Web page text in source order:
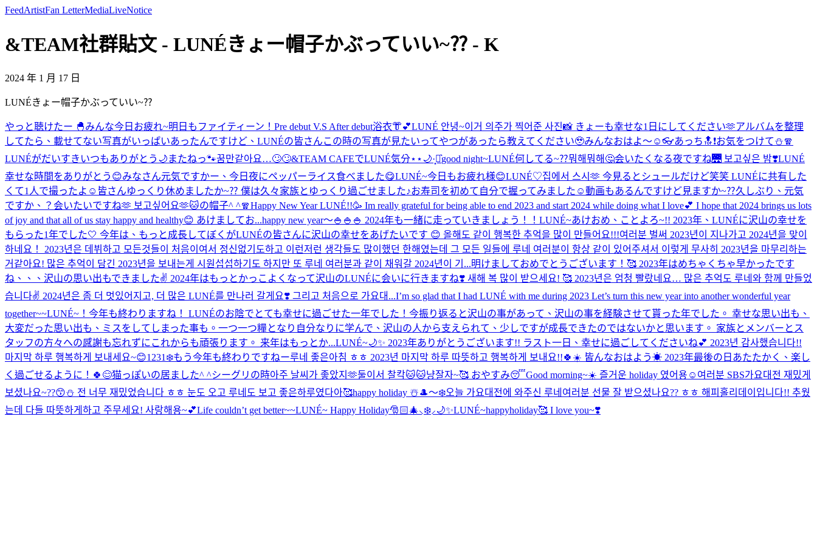
FeedArtistFan LetterMediaLiveNotice
&TEAM社群貼文 - LUNÉきょー帽子かぶっていい~⁇ - K
2024 年 1 月 17 日
LUNÉきょー帽子かぶっていい~⁇
やっと聴けたー 🐣みんな今日お疲れ~明日もファイティーン！ Pre debut V.S After debut浴衣👘︎💕︎LUNÉ 안녕~이거 의주가 찍어준 사진📸 きょーも幸せな1日にしてください🫶アルバムを整理
してたら、載せてない写真がいっぱいあったんですけど、LUNÉの皆さんこの時の写真が見たいってやつがあったら教えてください🥹みんなおはよ〜☺️👓あっち🔝❗️お気をつけて⛄️🧣
LUNÉがだいすき いつもありがとう🌙 またねっ🐾꿈만같아요…🙄🙄&TEAM CAFEでLUNÉ気分⋆⋆🌙·̩͙‪⋆͛good night~LUNÉ何してる~⁇뭐해뭐해🤔会いたくなる夜ですね🌉 보고싶은 밤❣️LUNÉ
幸せな時間をありがとう😊みなさん元気ですかー、今日夜にペッパーライス食べました😋LUNÉ~今日もお疲れ様😊LUNÉ♡집에서 스시🫶 今見るとシュールだけど笑笑 LUNÉに共有した
くて1人で撮ったよ☺️ 皆さんゆっくり休めましたか~⁇ 僕は久々家族とゆっくり過ごせました♪お寿司を初めて自分で握ってみました☺️動画もあるんですけど見ますか~⁇久しぶり、元気
ですか、？会いたいですね🫶 보고싶어요🫶🐱の帽子^ ^🧣Happy New Year LUNÉ!!🥳 Im really grateful for being able to end 2023 and start 2024 while doing what I love💕 I hope that 2024 brings us lots
of joy and that all of us stay happy and healthy😊 あけましてお...happy new year〜🍚🍚🍚 2024年も一緒に走っていきましょう！！ LUNÉ~あけおめ、ことよろ~!! 2023年、LUNÉに沢山の幸せを
もらった1年でした🤍 今年は、もっと成長してぼくがLUNÉの皆さんに沢山の幸せをあげたいです 😊 올해도 같이 행복한 추억을 많이 만들어요!!!여러분 벌써 2023년이 지나가고 2024년을 맞이
하네요！ 2023년은 데뷔하고 모든것들이 처음이여서 정신없기도하고 이런저런 생각들도 많이했던 한해였는데 그 모든 일들에 루네 여러분이 항상 같이 있어주셔서 이렇게 무사히 2023년을 마무리하는
거같아요! 많은 추억이 담긴 2023년을 보내는게 시원섭섭하기도 하지만 또 루네 여러분과 같이 채워갈 2024년이 기...明けましておめでとうございます！🥰 2023年はめちゃくちゃ早かったです
ね、、、沢山の思い出もできました✌️ 2024年はもっとかっこよくなって沢山のLUNÉに会いに行きますね❣️ 새해 복 많이 받으세요! 🥰 2023년은 엄청 빨랐네요… 많은 추억도 루네와 함께 만들었
습니다✌️ 2024년은 좀 더 멋있어지고, 더 많은 LUNÉ를 만나러 갈게요❣️ 그리고 처음으로 가요대...I’m so glad that I had LUNÉ with me during 2023 Let’s turn this new year into another wonderful year
together~~LUNÉ~！今年も終わりますね！ LUNÉのお陰でとても幸せに過ごせた一年でした！今振り返ると沢山の事があって、沢山の事を経験させて貰った年でした。 幸せな思い出も、
大変だった思い出も、ミスをしてしまった事も。一つ一つ糧となり自分なりに学んで、沢山の人から支えられて、少しですが成長できたのではないかと思います。 家族とメンバーとス
タッフの方々への感謝も忘れずにこれからも頑張ります。 来年はもっとか...LUNÉ~🌙✨️ 2023年ありがとうございます!! ラスト一日、幸せに過ごしてくださいね💕︎ 2023년 감사했습니다!!
마지막 하루 행복하게 보내세요~😊1231❄️もう今年も終わりですねー루네 좋은아침 ㅎㅎ 2023년 마지막 하루 따뜻하고 행복하게 보내요!!🍀☀️ 皆んなおはよう☀ 2023年最後の日あたたかく、楽し
く過ごせるように！🍀😊猫っぽいの居ました^ ^シーグリの時아주 날씨가 좋았지🫶둘이서 찰칵🐱🐱냥잘자~🥰 おやすみ😴Good morning~☀️ 즐거운 holiday 였어용☺️ 여러분 SBS가요대전 재밌게
보셨나요~??😙⛄️ 전 너무 재밌었습니다 ㅎㅎ 눈도 오고 루네도 보고 좋은하루였다아🥰happy holiday ☃️🎩〜❄️오늘 가요대전에 와주신 루네여러분 선물 잘 받으셨나요?? ㅎㅎ 해피홀리데이입니다!! 추웠
는데 다들 따뜻하게하고 주무세요! 사랑해용~💕Life couldn’t get better~~LUNÉ~ Happy Holiday🎅🏻🎄⸜❄️⸝🌙✨LUNÉ~happyholiday🥰 I love you~❣️